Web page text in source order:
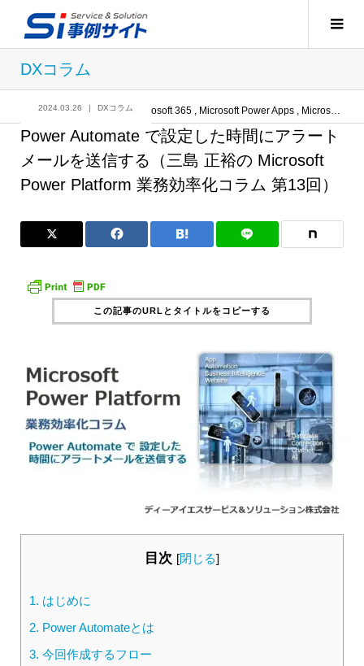
DXコラム
記事 DXコラム ,Microsoft 365 Microsoft Power Apps Microsoft Power Platform
2024.03.26 DXコラム
Power Automate で設定した時間にアラート
メールを送信する（三島 正裕の Microsoft
Power Platform 業務効率化コラム 第13回）
この記事のURLとタイトルをコピーする
目次 [閉じる]
1. はじめに
2. Power Automateとは
3. 今回作成するフロー